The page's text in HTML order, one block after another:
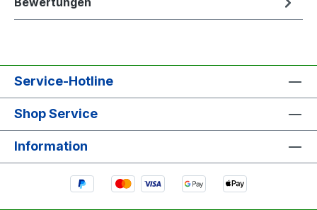
Service-Hotline
Shop Service
Information